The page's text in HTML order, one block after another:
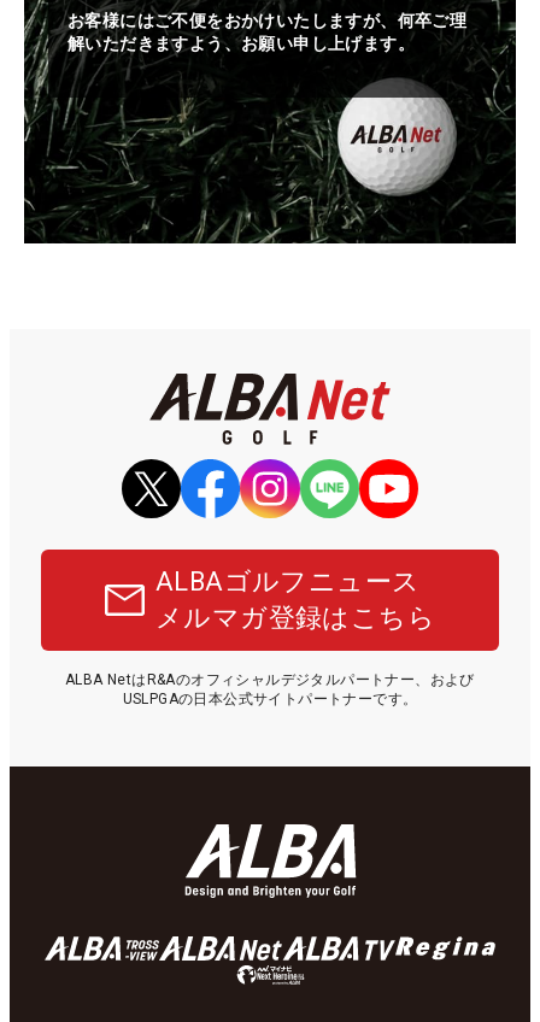
お客様にはご不便をおかけいたしますが、何卒ご理
解いただきますよう、お願い申し上げます。
ALBAゴルフニュース
メルマガ登録はこちら
ALBA NetはR&Aのオフィシャルデジタルパートナー、および
USLPGAの日本公式サイトパートナーです。